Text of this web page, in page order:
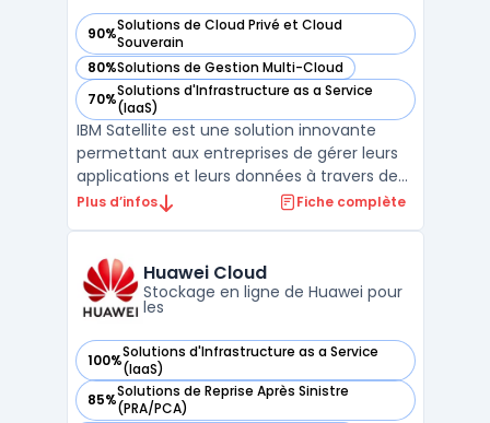
90%Solutions de Cloud Privé et Cloud
Souverain
— voir IBM Cloud Satellite dans cette catégorie
80%Solutions de Gestion Multi-Cloud
— voir IBM Cloud Satellite dans cette catégorie
70%Solutions d'Infrastructure as a Service
(IaaS)
— voir IBM Cloud Satellite dans cette catégorie
IBM Satellite est une solution innovante
permettant aux entreprises de gérer leurs
applications et leurs données à travers des
environnements cloud variés. Grâce à IBM
tout en conservant un contrôle centralisé.
Cet ...
Plus d’infos Fiche complète
Huawei Cloud
Stockage en ligne de Huawei pour
les
100%Solutions d'Infrastructure as a Service
(IaaS)
— voir Huawei Cloud dans cette catégorie
85%Solutions de Reprise Après Sinistre
(PRA/PCA)
— voir Huawei Cloud dans cette catégorie